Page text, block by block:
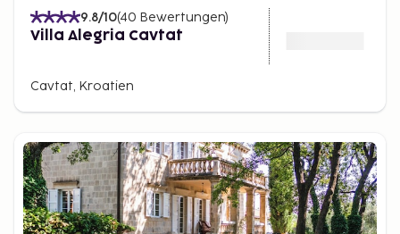
9.8/10(40 Bewertungen)
Villa Alegria Cavtat
Cavtat, Kroatien